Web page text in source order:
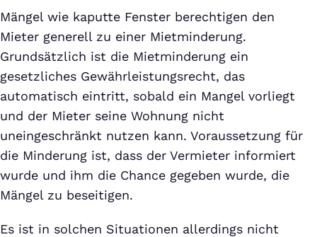
Mängel wie kaputte Fenster berechtigen den
Mieter generell zu einer Mietminderung.
Grundsätzlich ist die Mietminderung ein
gesetzliches Gewährleistungsrecht, das
automatisch eintritt, sobald ein Mangel vorliegt
und der Mieter seine Wohnung nicht
uneingeschränkt nutzen kann. Voraussetzung für
die Minderung ist, dass der Vermieter informiert
wurde und ihm die Chance gegeben wurde, die
Mängel zu beseitigen.
Es ist in solchen Situationen allerdings nicht